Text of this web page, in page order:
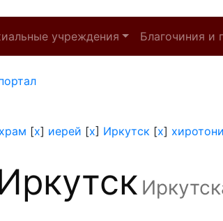
учреждения Благочиния и
храм [x] иерей [x] Иркутск [x]